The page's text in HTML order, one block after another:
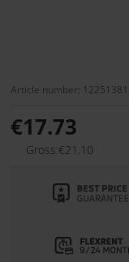
Article number: 12251381
€17.73
Gross:€21.10